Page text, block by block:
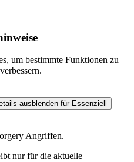
um bestimmte Funktionen zu
ausblenden für Essenziell
Angriffen.
nur für die aktuelle